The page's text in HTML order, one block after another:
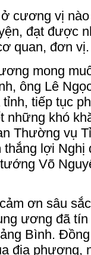
cương vị
đạt được
quan, đơn vị.
mong
ông Lê
tiếp tục
những khó
Thường vụ
thắng lợi
Võ
ơn sâu
ương đã
Bình.
địa phương,